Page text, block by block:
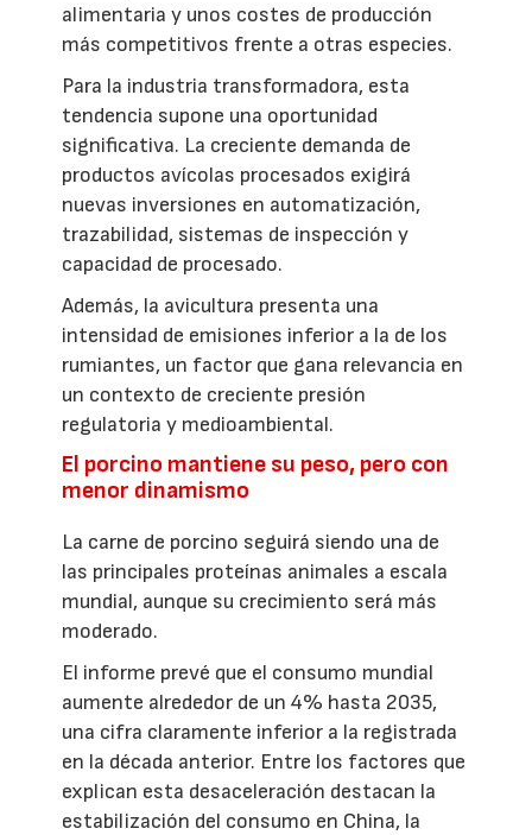
alimentaria y unos costes de producción
más competitivos frente a otras especies.
Para la industria transformadora, esta
tendencia supone una oportunidad
significativa. La creciente demanda de
productos avícolas procesados exigirá
nuevas inversiones en automatización,
trazabilidad, sistemas de inspección y
capacidad de procesado.
Además, la avicultura presenta una
intensidad de emisiones inferior a la de los
rumiantes, un factor que gana relevancia en
un contexto de creciente presión
regulatoria y medioambiental.
El porcino mantiene su peso, pero con
menor dinamismo
La carne de porcino seguirá siendo una de
las principales proteínas animales a escala
mundial, aunque su crecimiento será más
moderado.
El informe prevé que el consumo mundial
aumente alrededor de un 4% hasta 2035,
una cifra claramente inferior a la registrada
en la década anterior. Entre los factores que
explican esta desaceleración destacan la
estabilización del consumo en China, la